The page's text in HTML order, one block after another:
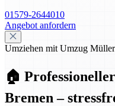
01579-2644010
Angebot anfordern
Umziehen mit Umzug Müller
🏠
Bremen –